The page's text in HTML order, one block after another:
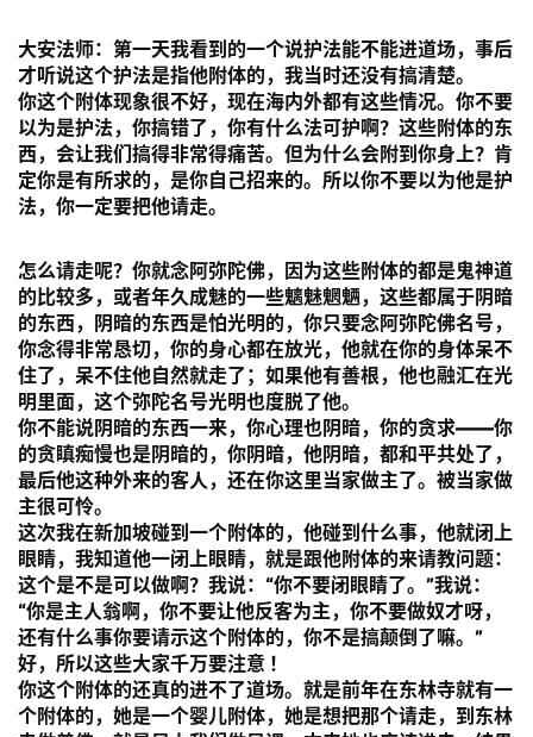
大安法师： 第一天我看到的一个说护法能不能进道场，事后
才听说这个护法是指他附体的，我当时还没有搞清楚。
你这个附体现象很不好，现在海内外都有这些情况。你不要
以为是护法，你搞错了，你有什么法可护啊？这些附体的东
西，会让我们搞得非常得痛苦。但为什么会附到你身上？肯
定你是有所求的，是你自己招来的。所以你不要以为他是护
法，你一定要把他请走。
怎么请走呢？你就念阿弥陀佛，因为这些附体的都是鬼神道
的比较多，或者年久成魅的一些魑魅魍魉，这些都属于阴暗
的东西，阴暗的东西是怕光明的，你只要念阿弥陀佛名号，
你念得非常恳切，你的身心都在放光，他就在你的身体呆不
住了，呆不住他自然就走了；如果他有善根，他也融汇在光
明里面，这个弥陀名号光明也度脱了他。
你不能说阴暗的东西一来，你心理也阴暗，你的贪求——你
的贪瞋痴慢也是阴暗的，你阴暗，他阴暗，都和平共处了，
最后他这种外来的客人，还在你这里当家做主了。被当家做
主很可怜。
这次我在新加坡碰到一个附体的，他碰到什么事，他就闭上
眼睛，我知道他一闭上眼睛，就是跟他附体的来请教问题：
这个是不是可以做啊？我说： “你不要闭眼睛了。”我说：
“你是主人翁啊，你不要让他反客为主，你不要做奴才呀，
还有什么事你要请示这个附体的，你不是搞颠倒了嘛。”
好，所以这些大家千万要注意 ！
你这个附体的还真的进不了道场。就是前年在东林寺就有一
个附体的，她是一个婴儿附体，她是想把那个请走，到东林